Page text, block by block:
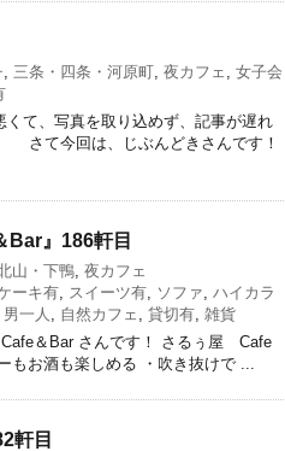
, 三条・四条・河原町, 夜カフェ , 女子会
て、写真を取り込めず、記事が遅れ
て今回は、じぶんどきさんです！
』186軒目
山・下鴨, 夜カフェ
ーキ有, スイーツ有, ソファ, ハイカラ
男一人 , 自然カフェ , 貸切有, 雑貨
＆Bar さんです！ さるぅ屋 Cafe
もお酒も楽しめる ・吹き抜けで ...
軒目